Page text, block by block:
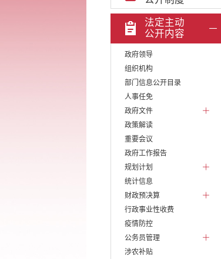
法定主动
公开内容
政府领导
组织机构
部门信息公开目录
人事任免
政府文件
政策解读
重要会议
政府工作报告
规划计划
统计信息
财政预决算
行政事业性收费
疫情防控
公务员管理
涉农补贴